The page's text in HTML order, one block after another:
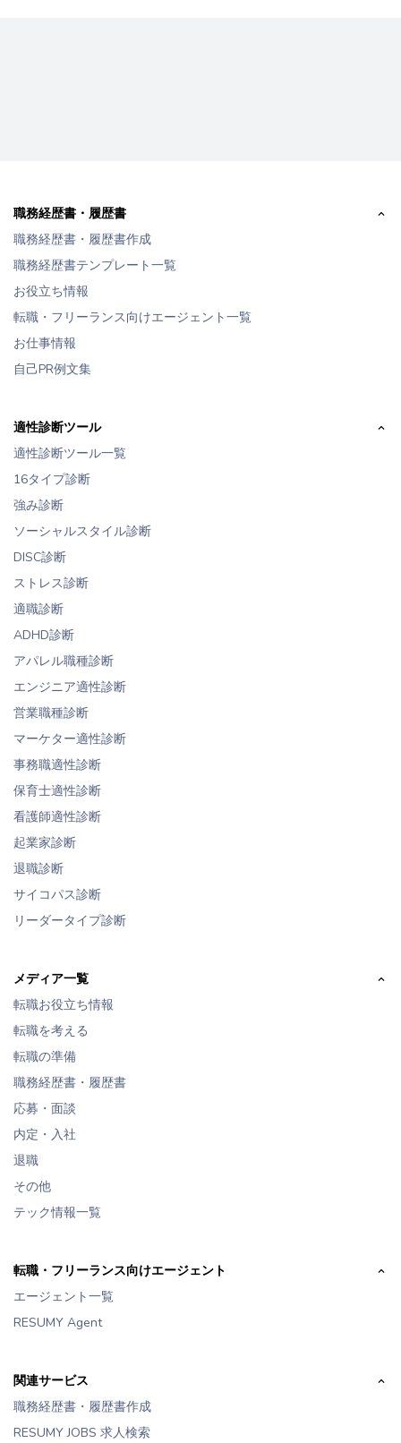
職務経歴書・履歴書
職務経歴書・履歴書作成
職務経歴書テンプレート一覧
お役立ち情報
転職・フリーランス向けエージェント一覧
お仕事情報
自己PR例文集
適性診断ツール
適性診断ツール一覧
16タイプ診断
強み診断
ソーシャルスタイル診断
DISC診断
ストレス診断
適職診断
ADHD診断
アパレル職種診断
エンジニア適性診断
営業職種診断
マーケター適性診断
事務職適性診断
保育士適性診断
看護師適性診断
起業家診断
退職診断
サイコパス診断
リーダータイプ診断
メディア一覧
転職お役立ち情報
転職を考える
転職の準備
職務経歴書・履歴書
応募・面談
内定・入社
退職
その他
テック情報一覧
転職・フリーランス向けエージェント
エージェント一覧
RESUMY Agent
関連サービス
職務経歴書・履歴書作成
RESUMY JOBS 求人検索